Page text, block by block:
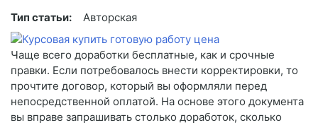
Тип статьи: Авторская
Чаще всего доработки бесплатные, как и срочные
правки. Если потребовалось внести корректировки, то
прочтите договор, который вы оформляли перед
непосредственной оплатой. На основе этого документа
вы вправе запрашивать столько доработок, сколько